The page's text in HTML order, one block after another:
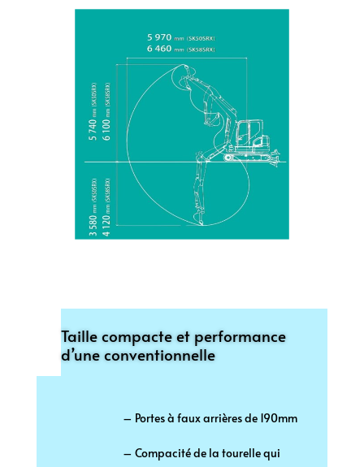
Taille compacte et performance
d’une conventionnelle
– Portes à faux arrières de 190mm
– Compacité de la tourelle qui